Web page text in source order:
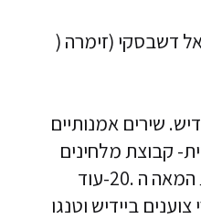
דשבסקי (זימרה (
שירים אמנותיים
קבוצת מלחינים
שהתגבשה ברוסיה בתחילת המאה ה .20-עוד
ביידיש וטנגו